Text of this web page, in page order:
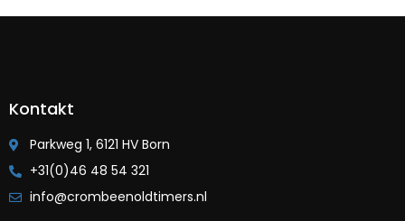
Kontakt
Parkweg 1, 6121 HV Born
+31(0)46 48 54 321
info@crombeenoldtimers.nl